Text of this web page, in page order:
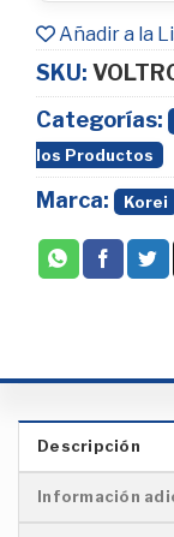
Añadir a la
SKU:
Categorías:
los Productos
Marca: Korei
Descripción
Información